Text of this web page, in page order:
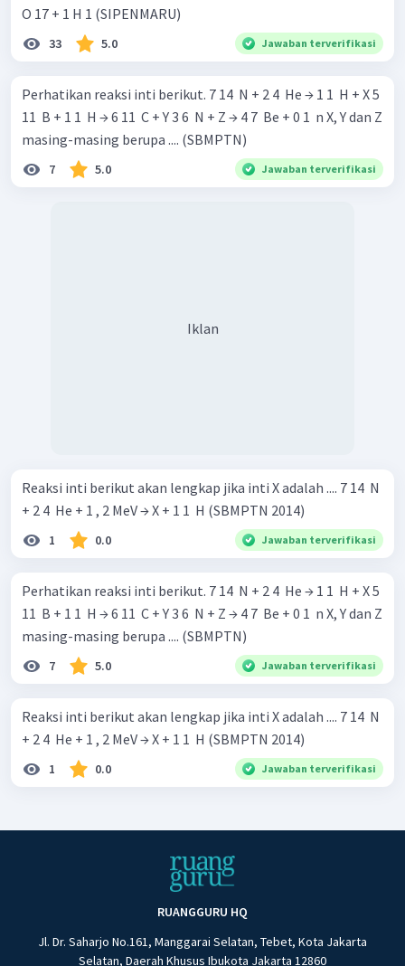
O 17 + 1 H 1 (SIPENMARU)
33 5.0 Jawaban terverifikasi
Perhatikan reaksi inti berikut. 7 14 ​ N + 2 4 ​ He → 1 1 ​ H + X 5
11 ​ B + 1 1 ​ H → 6 11 ​ C + Y 3 6 ​ N + Z → 4 7 ​ Be + 0 1 ​ n X, Y dan Z
masing-masing berupa .... (SBMPTN)
7 5.0 Jawaban terverifikasi
Iklan
Reaksi inti berikut akan lengkap jika inti X adalah .... 7 14 ​ N
+ 2 4 ​ He + 1 , 2 MeV → X + 1 1 ​ H (SBMPTN 2014)
1 0.0 Jawaban terverifikasi
Perhatikan reaksi inti berikut. 7 14 ​ N + 2 4 ​ He → 1 1 ​ H + X 5
11 ​ B + 1 1 ​ H → 6 11 ​ C + Y 3 6 ​ N + Z → 4 7 ​ Be + 0 1 ​ n X, Y dan Z
masing-masing berupa .... (SBMPTN)
7 5.0 Jawaban terverifikasi
Reaksi inti berikut akan lengkap jika inti X adalah .... 7 14 ​ N
+ 2 4 ​ He + 1 , 2 MeV → X + 1 1 ​ H (SBMPTN 2014)
1 0.0 Jawaban terverifikasi
RUANGGURU HQ
Jl. Dr. Saharjo No.161, Manggarai Selatan, Tebet, Kota Jakarta
Selatan, Daerah Khusus Ibukota Jakarta 12860